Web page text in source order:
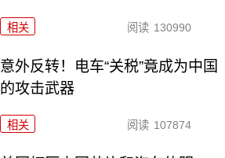
相关 阅读 130990
意外反转！电车“关税”竟成为中国
的攻击武器
相关 阅读 107874